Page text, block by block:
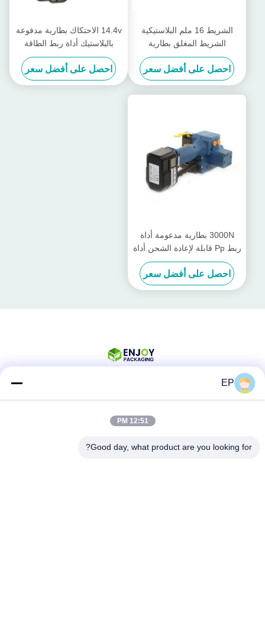
الشريط 16 ملم البلاستيكية
الشريط المغلق بطارية
مضغوطة قابلة لإعادة الشحن
Pp الشريط حزمة حزمة
احصل على أفضل سعر
14.4v الاحتكاك بطارية مدفوعة
بالبلاستيك أداة ربط الطاقة
الحامدة أداة ربط يدوية
احصل على أفضل سعر
3000N بطارية مدعومة أداة
ربط Pp قابلة لإعادة الشحن أداة
ربط PET Band 13mm -
19mm
احصل على أفضل سعر
EP
12:51 PM
Good day, what product are you looking for?